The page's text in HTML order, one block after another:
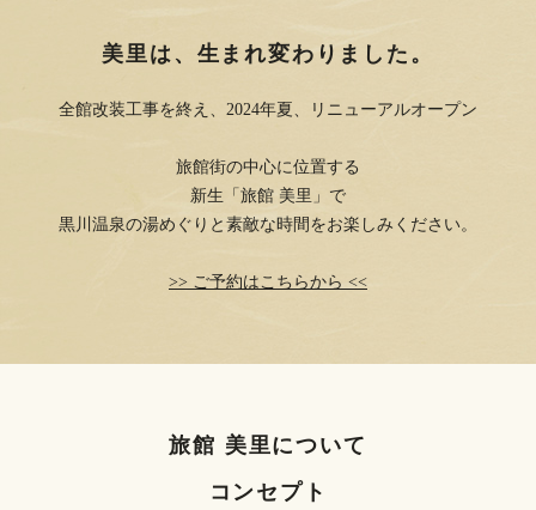
美里は、生まれ変わりました。
全館改装工事を終え、2024年夏、リニューアルオープン
旅館街の中心に位置する
新生「旅館 美里」で
黒川温泉の湯めぐりと素敵な時間をお楽しみください。
>> ご予約はこちらから <<
旅館 美里について
コンセプト